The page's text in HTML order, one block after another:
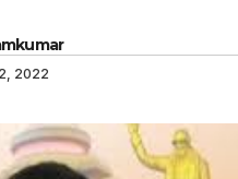
2022